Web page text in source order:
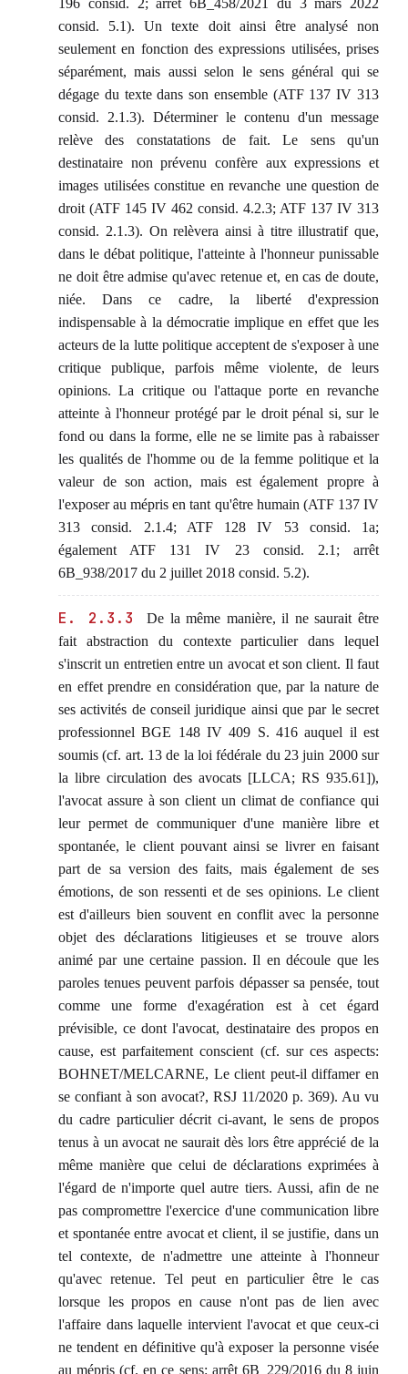
196 consid. 2; arrêt 6B_458/2021 du 3 mars 2022
consid. 5.1). Un texte doit ainsi être analysé non
seulement en fonction des expressions utilisées, prises
séparément, mais aussi selon le sens général qui se
dégage du texte dans son ensemble (ATF 137 IV 313
consid. 2.1.3). Déterminer le contenu d'un message
relève des constatations de fait. Le sens qu'un
destinataire non prévenu confère aux expressions et
images utilisées constitue en revanche une question de
droit (ATF 145 IV 462 consid. 4.2.3; ATF 137 IV 313
consid. 2.1.3). On relèvera ainsi à titre illustratif que,
dans le débat politique, l'atteinte à l'honneur punissable
ne doit être admise qu'avec retenue et, en cas de doute,
niée. Dans ce cadre, la liberté d'expression
indispensable à la démocratie implique en effet que les
acteurs de la lutte politique acceptent de s'exposer à une
critique publique, parfois même violente, de leurs
opinions. La critique ou l'attaque porte en revanche
atteinte à l'honneur protégé par le droit pénal si, sur le
fond ou dans la forme, elle ne se limite pas à rabaisser
les qualités de l'homme ou de la femme politique et la
valeur de son action, mais est également propre à
l'exposer au mépris en tant qu'être humain (ATF 137 IV
313 consid. 2.1.4; ATF 128 IV 53 consid. 1a;
également ATF 131 IV 23 consid. 2.1; arrêt
6B_938/2017 du 2 juillet 2018 consid. 5.2).
E. 2.3.3
De la même manière, il ne saurait être
fait abstraction du contexte particulier dans lequel
s'inscrit un entretien entre un avocat et son client. Il faut
en effet prendre en considération que, par la nature de
ses activités de conseil juridique ainsi que par le secret
professionnel BGE 148 IV 409 S. 416 auquel il est
soumis (cf. art. 13 de la loi fédérale du 23 juin 2000 sur
la libre circulation des avocats [LLCA; RS 935.61]),
l'avocat assure à son client un climat de confiance qui
leur permet de communiquer d'une manière libre et
spontanée, le client pouvant ainsi se livrer en faisant
part de sa version des faits, mais également de ses
émotions, de son ressenti et de ses opinions. Le client
est d'ailleurs bien souvent en conflit avec la personne
objet des déclarations litigieuses et se trouve alors
animé par une certaine passion. Il en découle que les
paroles tenues peuvent parfois dépasser sa pensée, tout
comme une forme d'exagération est à cet égard
prévisible, ce dont l'avocat, destinataire des propos en
cause, est parfaitement conscient (cf. sur ces aspects:
BOHNET/MELCARNE, Le client peut-il diffamer en
se confiant à son avocat?, RSJ 11/2020 p. 369). Au vu
du cadre particulier décrit ci-avant, le sens de propos
tenus à un avocat ne saurait dès lors être apprécié de la
même manière que celui de déclarations exprimées à
l'égard de n'importe quel autre tiers. Aussi, afin de ne
pas compromettre l'exercice d'une communication libre
et spontanée entre avocat et client, il se justifie, dans un
tel contexte, de n'admettre une atteinte à l'honneur
qu'avec retenue. Tel peut en particulier être le cas
lorsque les propos en cause n'ont pas de lien avec
l'affaire dans laquelle intervient l'avocat et que ceux-ci
ne tendent en définitive qu'à exposer la personne visée
au mépris (cf. en ce sens: arrêt 6B_229/2016 du 8 juin